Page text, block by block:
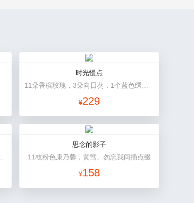
时光慢点
¥229
思念的影子
11枝粉色康乃馨，黄莺、勿忘我间插点缀
¥158